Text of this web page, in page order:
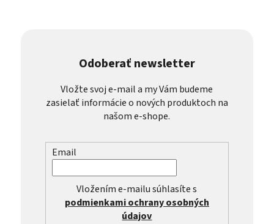
Odoberať newsletter
Vložte svoj e-mail a my Vám budeme
zasielať informácie o nových produktoch na
našom e-shope.
Email
Vložením e-mailu súhlasíte s
podmienkami ochrany osobných
údajov